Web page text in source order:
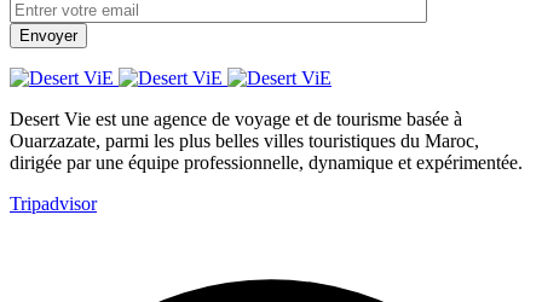
Desert Vie est une agence de voyage et de tourisme basée à
Ouarzazate, parmi les plus belles villes touristiques du Maroc,
dirigée par une équipe professionnelle, dynamique et expérimentée.
Tripadvisor